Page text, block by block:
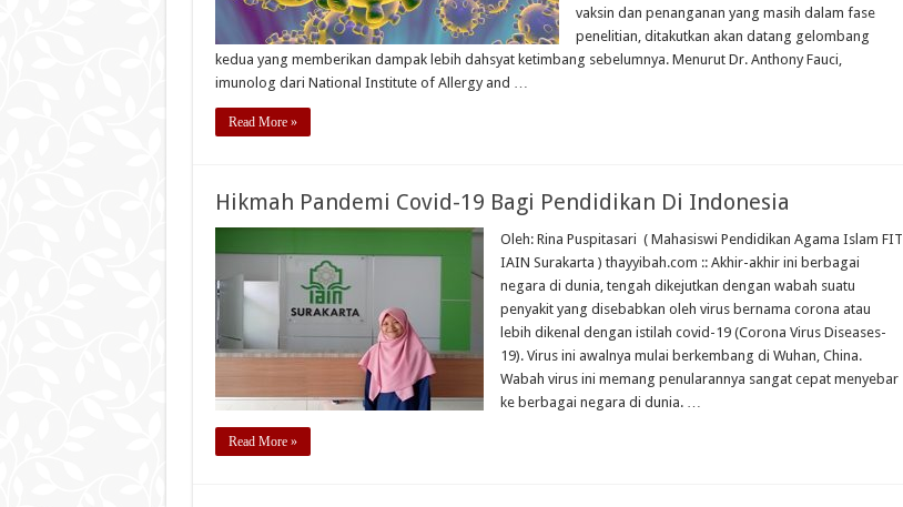
vaksin dan penanganan yang masih dalam fase
penelitian, ditakutkan akan datang gelombang
kedua yang memberikan dampak lebih dahsyat ketimbang sebelumnya. Menurut Dr. Anthony Fauci,
imunolog dari National Institute of Allergy and …
Read More »
Hikmah Pandemi Covid-19 Bagi Pendidikan Di Indonesia
Oleh: Rina Puspitasari ( Mahasiswi Pendidikan Agama Islam FIT
IAIN Surakarta ) thayyibah.com :: Akhir-akhir ini berbagai
negara di dunia, tengah dikejutkan dengan wabah suatu
penyakit yang disebabkan oleh virus bernama corona atau
lebih dikenal dengan istilah covid-19 (Corona Virus Diseases-
19). Virus ini awalnya mulai berkembang di Wuhan, China.
Wabah virus ini memang penularannya sangat cepat menyebar
ke berbagai negara di dunia. …
Read More »